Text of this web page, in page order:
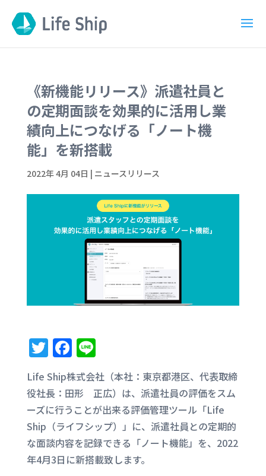
《新機能リリース》派遣社員と
の定期面談を効果的に活用し業
績向上につなげる「ノート機
能」を新搭載
2022年 4月 04日 | ニュースリリース
T
w
it
te
r
F
a
c
e
b
o
o
Li
n
e
Life Ship株式会社（本社：東京都港区、代表取締
役社長：田形 正広）は、派遣社員の評価をスム
ーズに行うことが出来る評価管理ツール「Life
Ship（ライフシップ）」に、派遣社員との定期的
な面談内容を記録できる「ノート機能」を、2022
年4月3日に新搭載致します。